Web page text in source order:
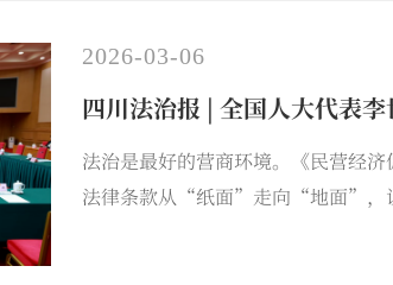
2026-03-06
四川法治报 | 全国人大代表
法治是最好的营商环境。《民营经
法律条款从“纸面”走向“地面”，